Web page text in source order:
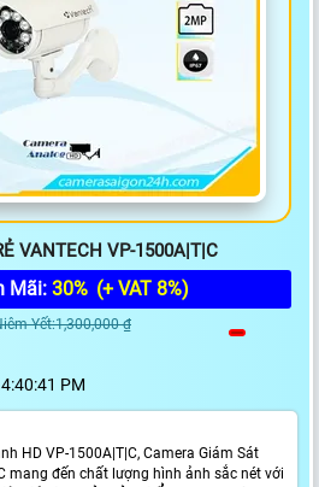
VANTECH VP-1500A|T|C
Mãi: 30% (+ VAT 8%)
Yết:1,300,000 ₫
PM
HD VP-1500A|T|C, Camera Giám Sát
mang đến chất lượng hình ảnh sắc nét với